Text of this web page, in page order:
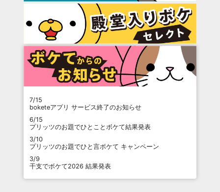
7/15
boketeアプリ サービス終了のお知らせ
6/15
プリッツのお題でひとことボケて結果発表
3/10
プリッツのお題でひと言ボケて キャンペーン
3/9
干支でボケて2026 結果発表